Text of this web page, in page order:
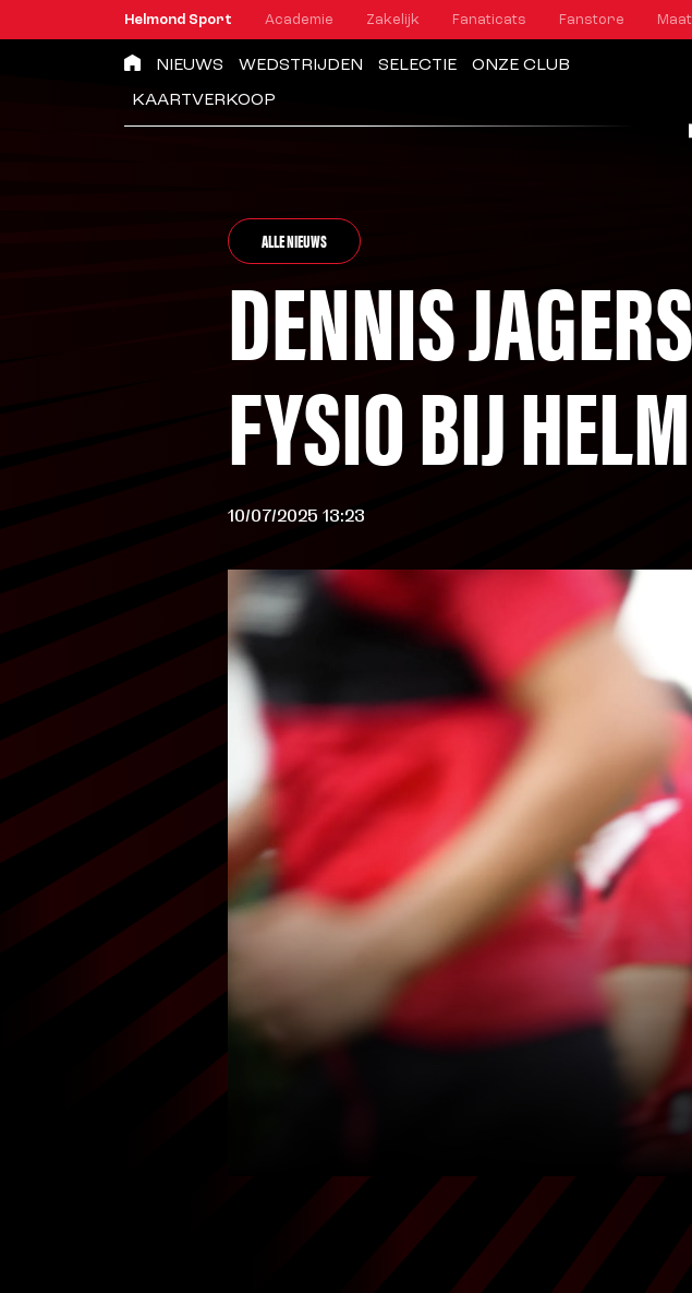
Helmond Sport Academie Zakelijk Fanaticats Fanstore
NIEUWS WEDSTRIJDEN SELECTIE
ONZE CLUB
KAARTVERKOOP
ALLE NIEUWS
DENNIS
FYSIO BIJ
10/07/2025 13:23